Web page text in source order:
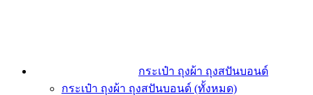
กระเป๋า ถุงผ้า ถุงสปันบอนด์
กระเป๋า ถุงผ้า ถุงสปันบอนด์ (ทั้งหมด)